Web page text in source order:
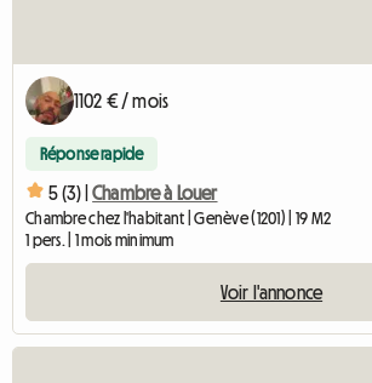
1102 € / mois
Réponse rapide
5 (3) | Chambre à Louer
Chambre chez l'habitant | Genève (1201) | 19 M2
1 pers. | 1 mois minimum
Voir l'annonce